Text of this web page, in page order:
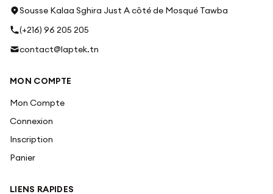
Sousse Kalaa Sghira Just A côté de Mosqué Tawba
(+216) 96 205 205
contact@laptek.tn
MON COMPTE
Mon Compte
Connexion
Inscription
Panier
LIENS RAPIDES